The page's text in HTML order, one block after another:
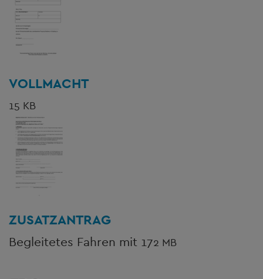
VOLLMACHT
15 KB
ZUSATZANTRAG
Begleitetes Fahren mit 172 MB